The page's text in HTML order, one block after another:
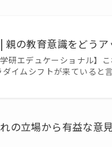
親の教育意識をどう
研エデュケーショナル】
イムシフトが来ていると
立場から有益な意